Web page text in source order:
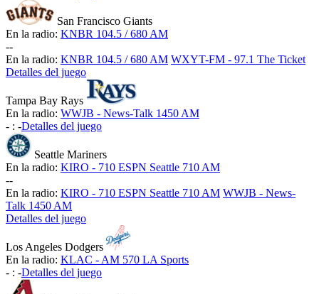
San Francisco Giants
En la radio: KNBR 104.5 / 680 AM
--
En la radio: KNBR 104.5 / 680 AM WXYT-FM - 97.1 The Ticket
Detalles del juego
Tampa Bay Rays
En la radio: WWJB - News-Talk 1450 AM
- : -Detalles del juego
Seattle Mariners
En la radio: KIRO - 710 ESPN Seattle 710 AM
--
En la radio: KIRO - 710 ESPN Seattle 710 AM WWJB - News-
Talk 1450 AM
Detalles del juego
Los Angeles Dodgers
En la radio: KLAC - AM 570 LA Sports
- : -Detalles del juego